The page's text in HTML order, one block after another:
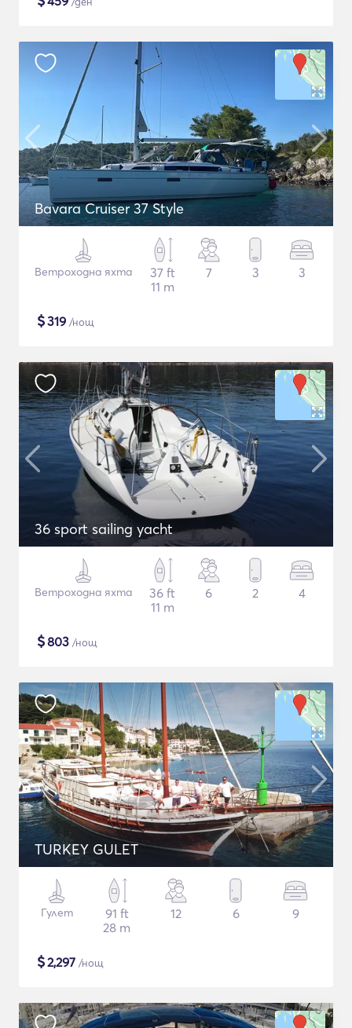
Bavara Cruiser 37 Style
Ветроходна яхта
37 ft
11 m
7 3 3
$319 /нощ
36 sport sailing yacht
Ветроходна яхта
36 ft
11 m
6 2 4
$803 /нощ
TURKEY GULET
Гулет
91 ft
28 m
12 6 9
$2,297 /нощ